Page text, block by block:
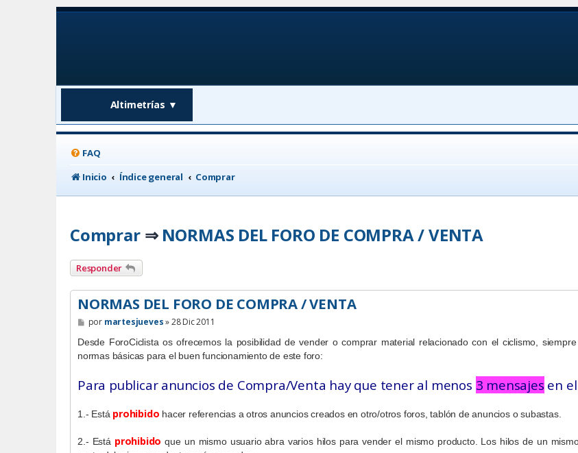
Altimetrías ▼
FAQ
Inicio
Índice general Comprar
Comprar⇒ NORMAS DEL FORO DE COMPRA / VENTA
Responder
NORMAS DEL FORO DE COMPRA / VENTA
M
e
n
a
por martesjueves»28 Dic 2011
Desde ForoCiclista os ofrecemos la posibilidad de vender o comprar material relacionado con el ciclismo,
normas básicas para el buen funcionamiento de este foro:
Para publicar anuncios de Compra/Venta hay que tener al menos 3 mensajes en
1.- Está prohibido hacer referencias a otros anuncios creados en otro/otros foros, tablón de anuncios o subastas.
2.- Está prohibidoque un mismo usuario abra varios hilos para vender el mismo producto. Los hilos de un